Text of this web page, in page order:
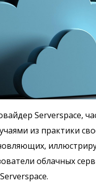
Serverspace,
из практики
облачных